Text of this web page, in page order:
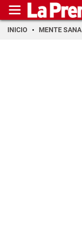
INICIO MENTE SANA